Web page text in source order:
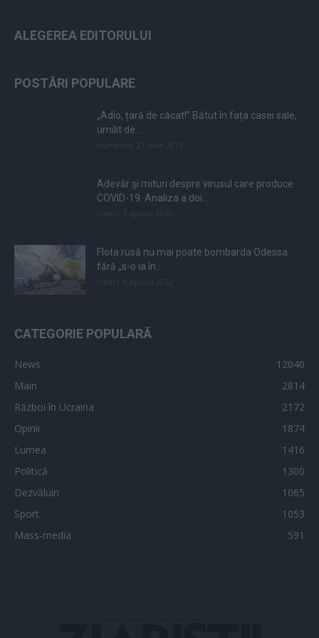
ALEGEREA EDITORULUI
POSTĂRI POPULARE
„Adio, țară de căcat!” Bătut în fața casei sale,
umilit de...
Adevăr și mituri despre virusul care produce
COVID-19. Analiza a doi...
Flota rusă nu mai poate bombarda Odessa
fără „s-o ia în...
CATEGORIE POPULARĂ
News
12040
Main
2814
Război în Ucraina
2172
Opinii
1874
Lumea
1416
Politică
1300
Dezvăluiri
1065
Sport
1053
Mass-media
591